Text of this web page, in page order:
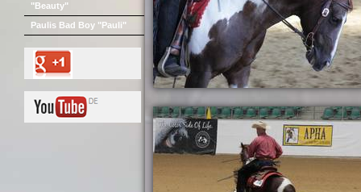
"Beauty"
Paulis Bad Boy "Pauli"